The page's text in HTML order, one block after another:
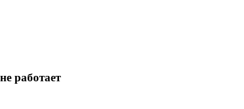
работает